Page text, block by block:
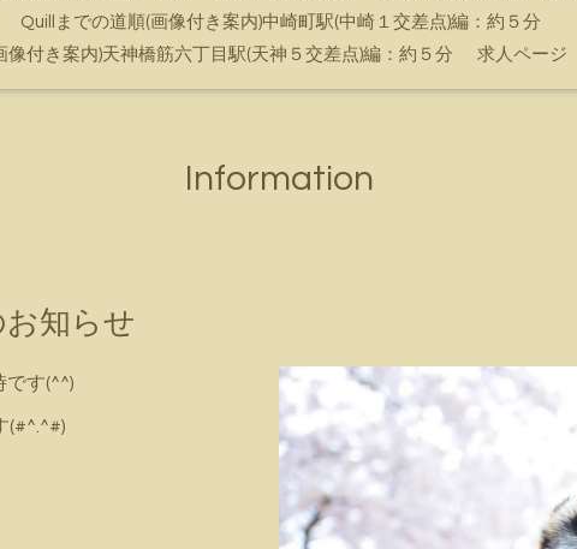
Quillまでの道順(画像付き案内)中崎町駅(中崎１交差点)編：約５分
像付き案内)天神橋筋六丁目駅(天神５交差点)編：約５分
求人ページ
Information
お知らせ
です(^^)
(#^.^#)